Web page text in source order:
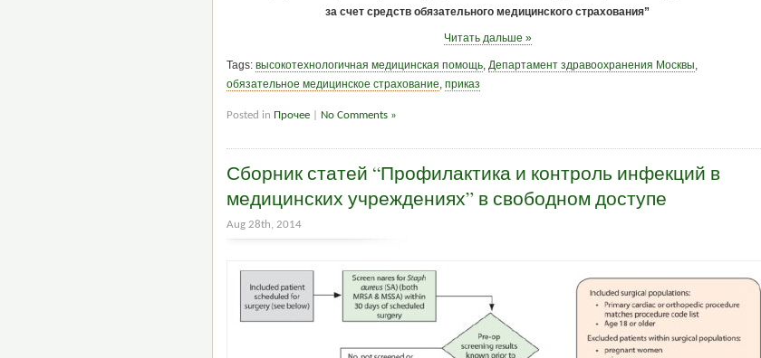
за счет средств обязательного медицинского страхования”
Читать дальше »
Tags: высокотехнологичная медицинская помощь, Департамент здравоохранения Москвы
обязательное медицинское страхование приказ
Posted in Прочее| No Comments »
Сборник статей “Профилактика и контроль инфекций в
медицинских учреждениях” в свободном доступе
Aug 28th, 2014